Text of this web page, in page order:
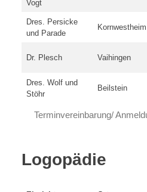
Vogt
Dres. Persicke
und Parade
Kornwestheim
Dr. Plesch Vaihingen
Dres. Wolf und
Stöhr
Beilstein
Terminvereinbarung/
Logopädie